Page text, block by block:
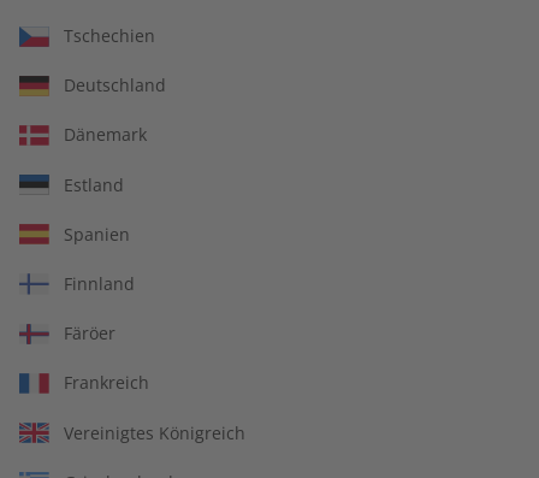
Spotlight Übungsheft digital 07/2025
Verkauf durch
ZEIT SPRACHEN GmbH
Tschechien
Deutschland
Dänemark
Estland
Spanien
Finnland
Färöer
Frankreich
Vereinigtes Königreich